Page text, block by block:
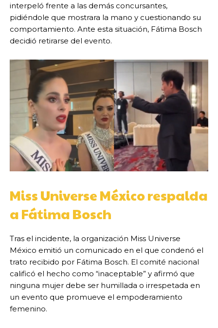
interpeló frente a las demás concursantes,
pidiéndole que mostrara la mano y cuestionando su
comportamiento. Ante esta situación, Fátima Bosch
decidió retirarse del evento.
Miss Universe México respalda
a Fátima Bosch
Tras el incidente, la organización Miss Universe
México emitió un comunicado en el que condenó el
trato recibido por Fátima Bosch. El comité nacional
calificó el hecho como “inaceptable” y afirmó que
ninguna mujer debe ser humillada o irrespetada en
un evento que promueve el empoderamiento
femenino.